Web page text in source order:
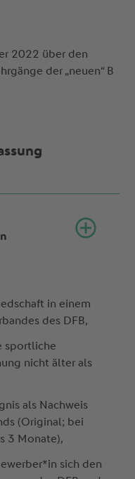
2022 über den
der „neuen“ B
in einem
des DFB,
sportliche
nicht älter als
als Nachweis
(Original; bei
3 Monate),
sich den